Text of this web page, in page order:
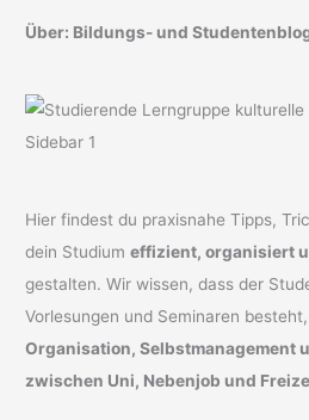
Über: Bildungs- und
Hier findest du praxisnahe Tipps,
dein Studiumeffizient, organisiert
gestalten. Wir wissen, dass der
Vorlesungen und Seminaren
Organisation, Selbstmanagement
zwischen Uni, Nebenjob und